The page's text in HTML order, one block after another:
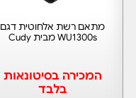
מתאם רשת אלחוטית דגם
WU1300s מבית Cudy
המכירה בסיטונאות
בלבד